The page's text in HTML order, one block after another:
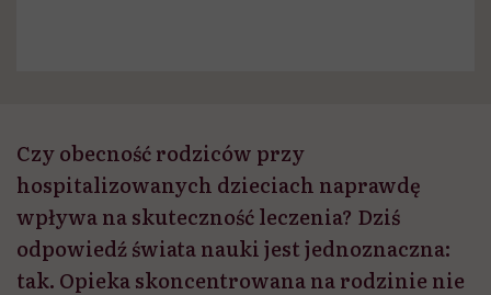
Czy obecność rodziców przy
hospitalizowanych dzieciach naprawdę
wpływa na skuteczność leczenia? Dziś
odpowiedź świata nauki jest jednoznaczna:
tak. Opieka skoncentrowana na rodzinie nie